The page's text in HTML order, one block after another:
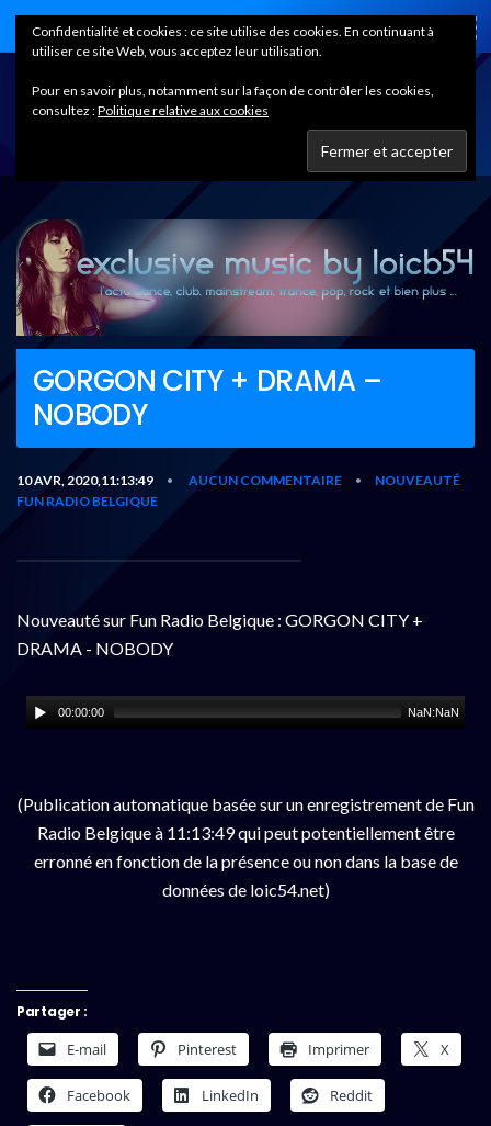
Home
GORGON CITY + DRAMA –
NOBODY
10 AVR, 2020,11:13:49 • AUCUN COMMENTAIRE •
NOUVEAUTÉ
FUN RADIO BELGIQUE
Nouveauté sur Fun Radio Belgique : GORGON CITY +
DRAMA - NOBODY
00:00:00 NaN:NaN
(Publication automatique basée sur un enregistrement de Fun
Radio Belgique à 11:13:49 qui peut potentiellement être
erronné en fonction de la présence ou non dans la base de
données de loic54.net)
Partager :
E-mail Pinterest Imprimer X
Facebook LinkedIn Reddit
Confidentialité et cookies : ce site utilise des cookies. En continuant à
utiliser ce site Web, vous acceptez leur utilisation.
Pour en savoir plus, notamment sur la façon de contrôler les cookies,
consultez :Politique relative aux cookies